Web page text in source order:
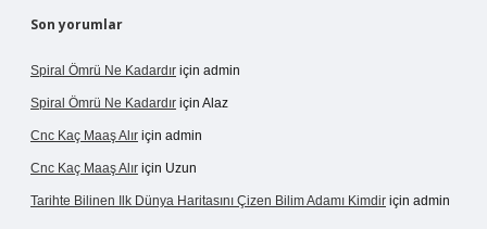
Son yorumlar
Spiral Ömrü Ne Kadardır için admin
Spiral Ömrü Ne Kadardır için Alaz
Cnc Kaç Maaş Alır için admin
Cnc Kaç Maaş Alır için Uzun
Tarihte Bilinen Ilk Dünya Haritasını Çizen Bilim Adamı Kimdir için admin